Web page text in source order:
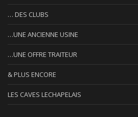
… DES CLUBS
…UNE ANCIENNE USINE
…UNE OFFRE TRAITEUR
& PLUS ENCORE
LES CAVES LECHAPELAIS